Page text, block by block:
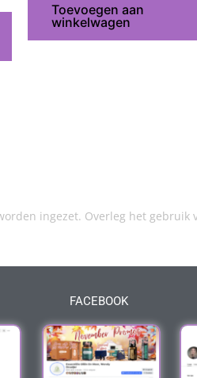
Toevoegen aan
winkelwagen
ingezet. Overleg het gebruik
FACEBOOK